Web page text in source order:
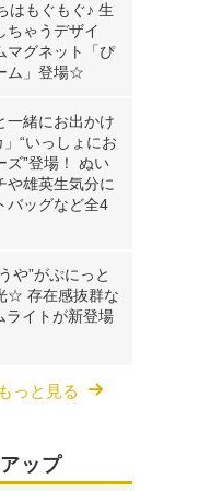
はもぐもぐ♪ 生
ちゃうデザイ
マグネット「ぴ
ム」登場☆
一緒にお出かけ
“いっしょにお
ズ”登場！ ぬい
や雄英生気分に
バッグなど全4
や”がぷにっと
☆ 存在感抜群な
ライトが新登場
っと見る
ップ